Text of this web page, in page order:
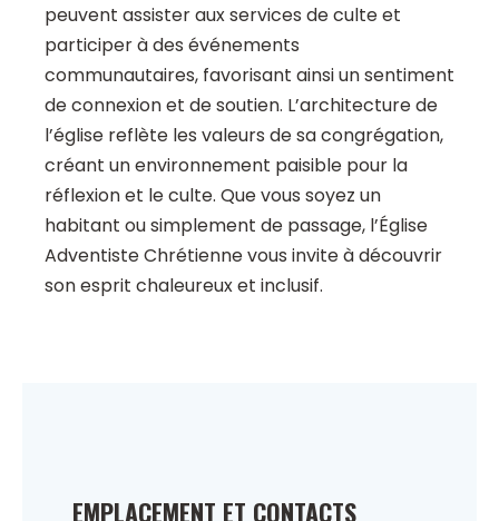
peuvent assister aux services de culte et
participer à des événements
communautaires, favorisant ainsi un sentiment
de connexion et de soutien. L’architecture de
l’église reflète les valeurs de sa congrégation,
créant un environnement paisible pour la
réflexion et le culte. Que vous soyez un
habitant ou simplement de passage, l’Église
Adventiste Chrétienne vous invite à découvrir
son esprit chaleureux et inclusif.
EMPLACEMENT ET CONTACTS